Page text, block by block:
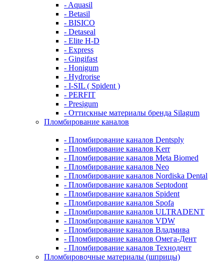
- Aquasil
- Betasil
- BISICO
- Detaseal
- Elite H-D
- Express
- Gingifast
- Honigum
- Hydrorise
- I-SIL ( Spident )
- PERFIT
- Presigum
- Оттискные материалы бренда Silagum
Пломбирование каналов
- Пломбирование каналов Dentsply
- Пломбирование каналов Kerr
- Пломбирование каналов Meta Biomed
- Пломбирование каналов Neo
- Пломбирование каналов Nordiska Dental
- Пломбирование каналов Septodont
- Пломбирование каналов Spident
- Пломбирование каналов Spofa
- Пломбирование каналов ULTRADENT
- Пломбирование каналов VDW
- Пломбирование каналов Владмива
- Пломбирование каналов Омега-Дент
- Пломбирование каналов Технодент
Пломбировочные материалы (шприцы)